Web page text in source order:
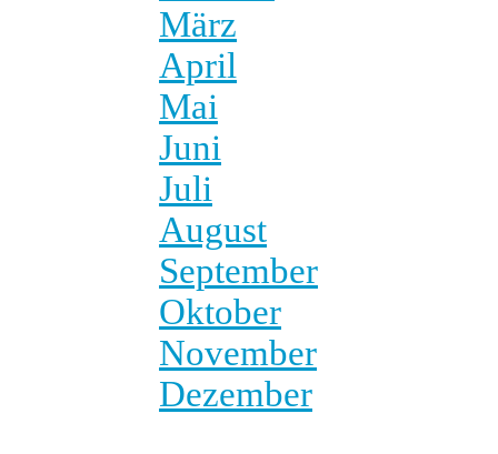
März
April
Mai
Juni
Juli
August
September
Oktober
November
Dezember